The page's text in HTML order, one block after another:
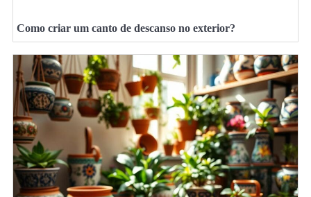
Como criar um canto de descanso no exterior?